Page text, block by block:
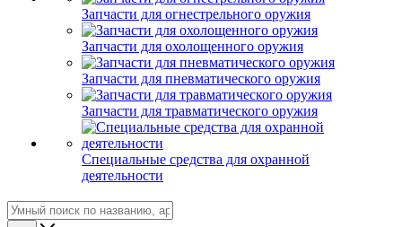
Запчасти для огнестрельного оружия
Запчасти для охолощенного оружия
Запчасти для пневматического оружия
Запчасти для травматического оружия
Специальные средства для охранной
деятельности